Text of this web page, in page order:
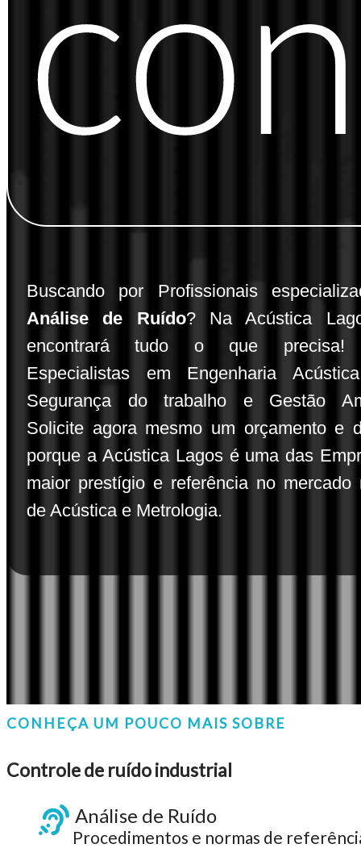
Buscando por Profissionais
Análise de Ruído? Na Acústica
encontrará tudo o que precisa!
Especialistas em Engenharia
Segurança do trabalho e Gestão
Solicite agora mesmo um orçamento e
porque a Acústica Lagos é uma das
maior prestígio e referência no mercado
de Acústica e Metrologia.
CONHEÇA UM POUCO MAIS SOBRE
Controle de ruído industrial
Análise de Ruído
Procedimentos e normas de